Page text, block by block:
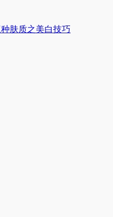
肤质之美白技巧